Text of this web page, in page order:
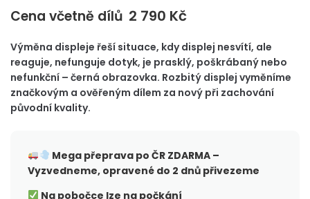
Cena včetně dílů 2 790 Kč
Výměna displeje řeší situace, kdy displej nesvítí, ale
reaguje, nefunguje dotyk, je prasklý, poškrábaný nebo
nefunkční – černá obrazovka. Rozbitý displej vyměníme
značkovým a ověřeným dílem za nový při zachování
původní kvality.
Mega přeprava po ČRZDARMA –
Vyzvedneme, opravené do 2 dnů přivezeme
Na pobočce lze na počkání